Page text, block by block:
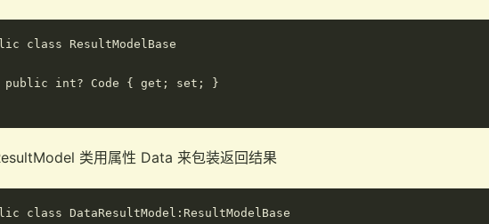
class ResultModelBase
public int? Code { get; set; }
类用属性 Data 来包装返回结果
class DataResultModel:ResultModelBase